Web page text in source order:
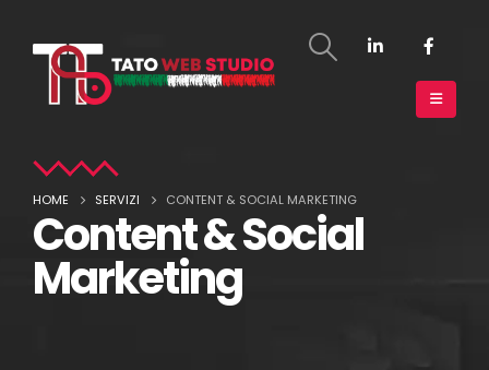
HOME SERVIZI CONTENT & SOCIAL MARKETING
Content & Social
Marketing